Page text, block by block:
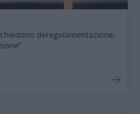
deregolamentazione,